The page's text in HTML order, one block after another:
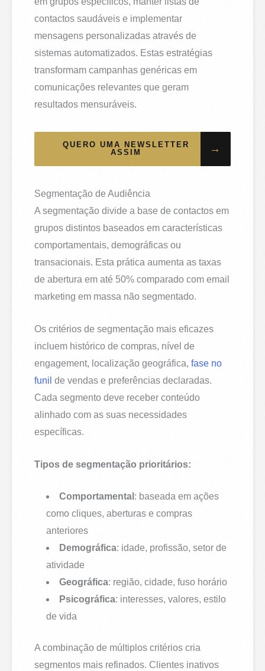
contactos saudáveis e implementar
mensagens personalizadas através de
sistemas automatizados. Estas estratégias
transformam campanhas genéricas em
comunicações relevantes que geram
resultados mensuráveis.
QUERO UMA NEWSLETTER
ASSIM
→
Segmentação de Audiência
A segmentação divide a base de contactos em
grupos distintos baseados em características
comportamentais, demográficas ou
transacionais. Esta prática aumenta as taxas
de abertura em até 50% comparado com email
marketing em massa não segmentado.
Os critérios de segmentação mais eficazes
incluem histórico de compras, nível de
engagement, localização geográfica,fase no
funil de vendas e preferências declaradas.
Cada segmento deve receber conteúdo
alinhado com as suas necessidades
específicas.
Tipos de segmentação prioritários:
Comportamental : baseada em ações
como cliques, aberturas e compras
anteriores
Demográfica: idade, profissão, setor de
atividade
Geográfica: região, cidade, fuso horário
Psicográfica: interesses, valores, estilo
de vida
A combinação de múltiplos critérios cria
segmentos mais refinados. Clientes inativos